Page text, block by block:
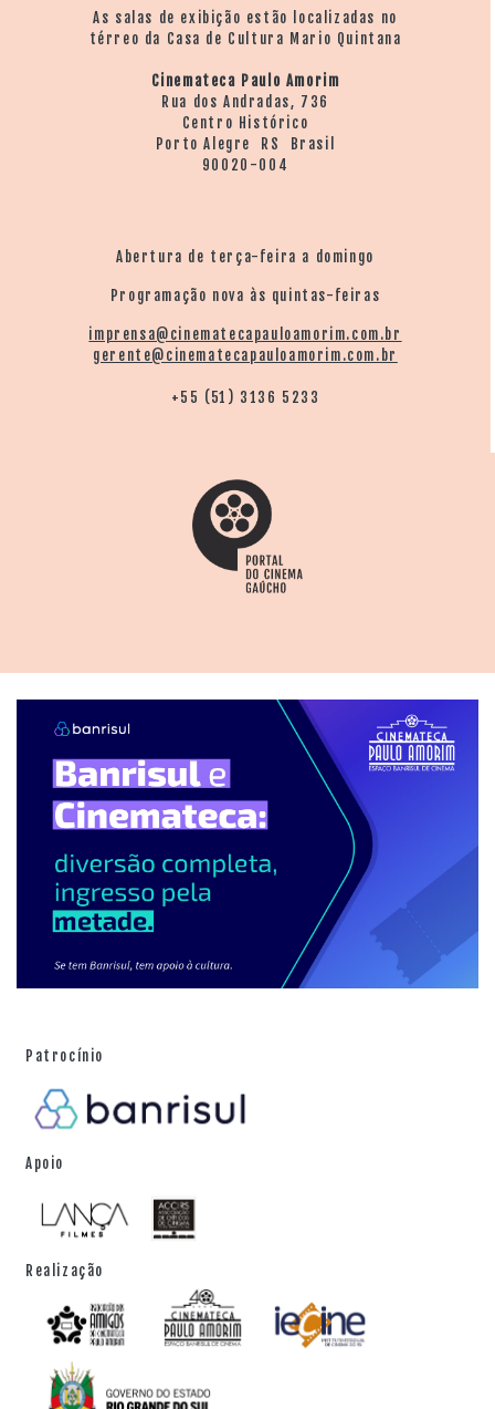
As salas de exibição estão localizadas no
térreo da Casa de Cultura Mario Quintana
Cinemateca Paulo Amorim
Rua dos Andradas, 736
Centro Histórico
Porto Alegre RS Brasil
90020-004
Abertura de terça-feira a domingo
Programação nova às quintas-feiras
imprensa@cinematecapauloamorim.com.br
gerente@cinematecapauloamorim.com.br
+55 (51) 3136 5233
Patrocínio
Apoio
Realização